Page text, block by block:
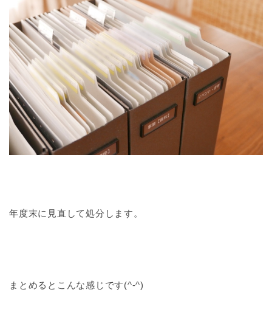
年度末に見直して処分します。
まとめるとこんな感じです(^-^)